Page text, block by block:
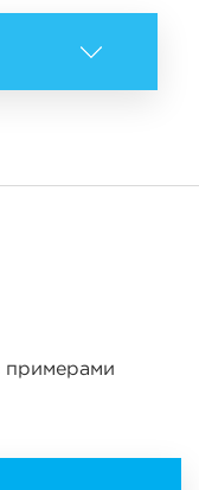
примерами